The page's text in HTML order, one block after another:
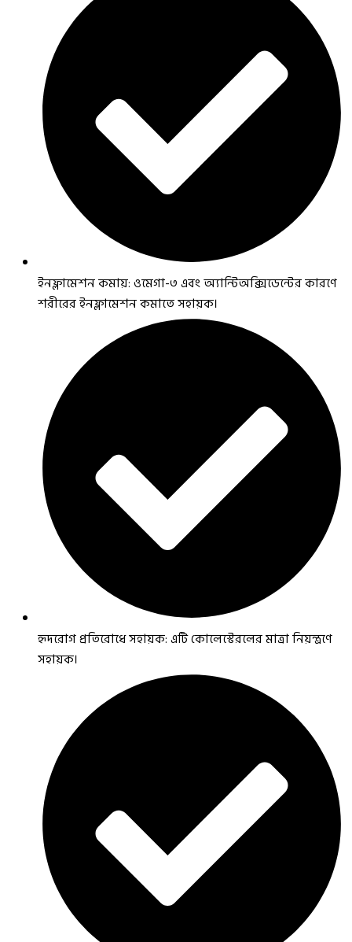
ইনফ্লামেশন কমায়: ওমেগা-৩ এবং অ্যান্টিঅক্সিডেন্টের কারণে
শরীরের ইনফ্লামেশন কমাতে সহায়ক।
হৃদরোগ প্রতিরোধে সহায়ক: এটি কোলেস্টেরলের মাত্রা নিয়ন্ত্রণে
সহায়ক।